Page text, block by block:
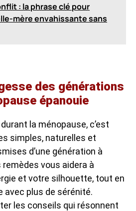
: la phrase clé pour
mère envahissante sans
des générations
épanouie
la ménopause, c’est
simples, naturelles et
d’une génération à
remèdes vous aidera à
et votre silhouette, tout en
avec plus de sérénité.
les conseils qui résonnent